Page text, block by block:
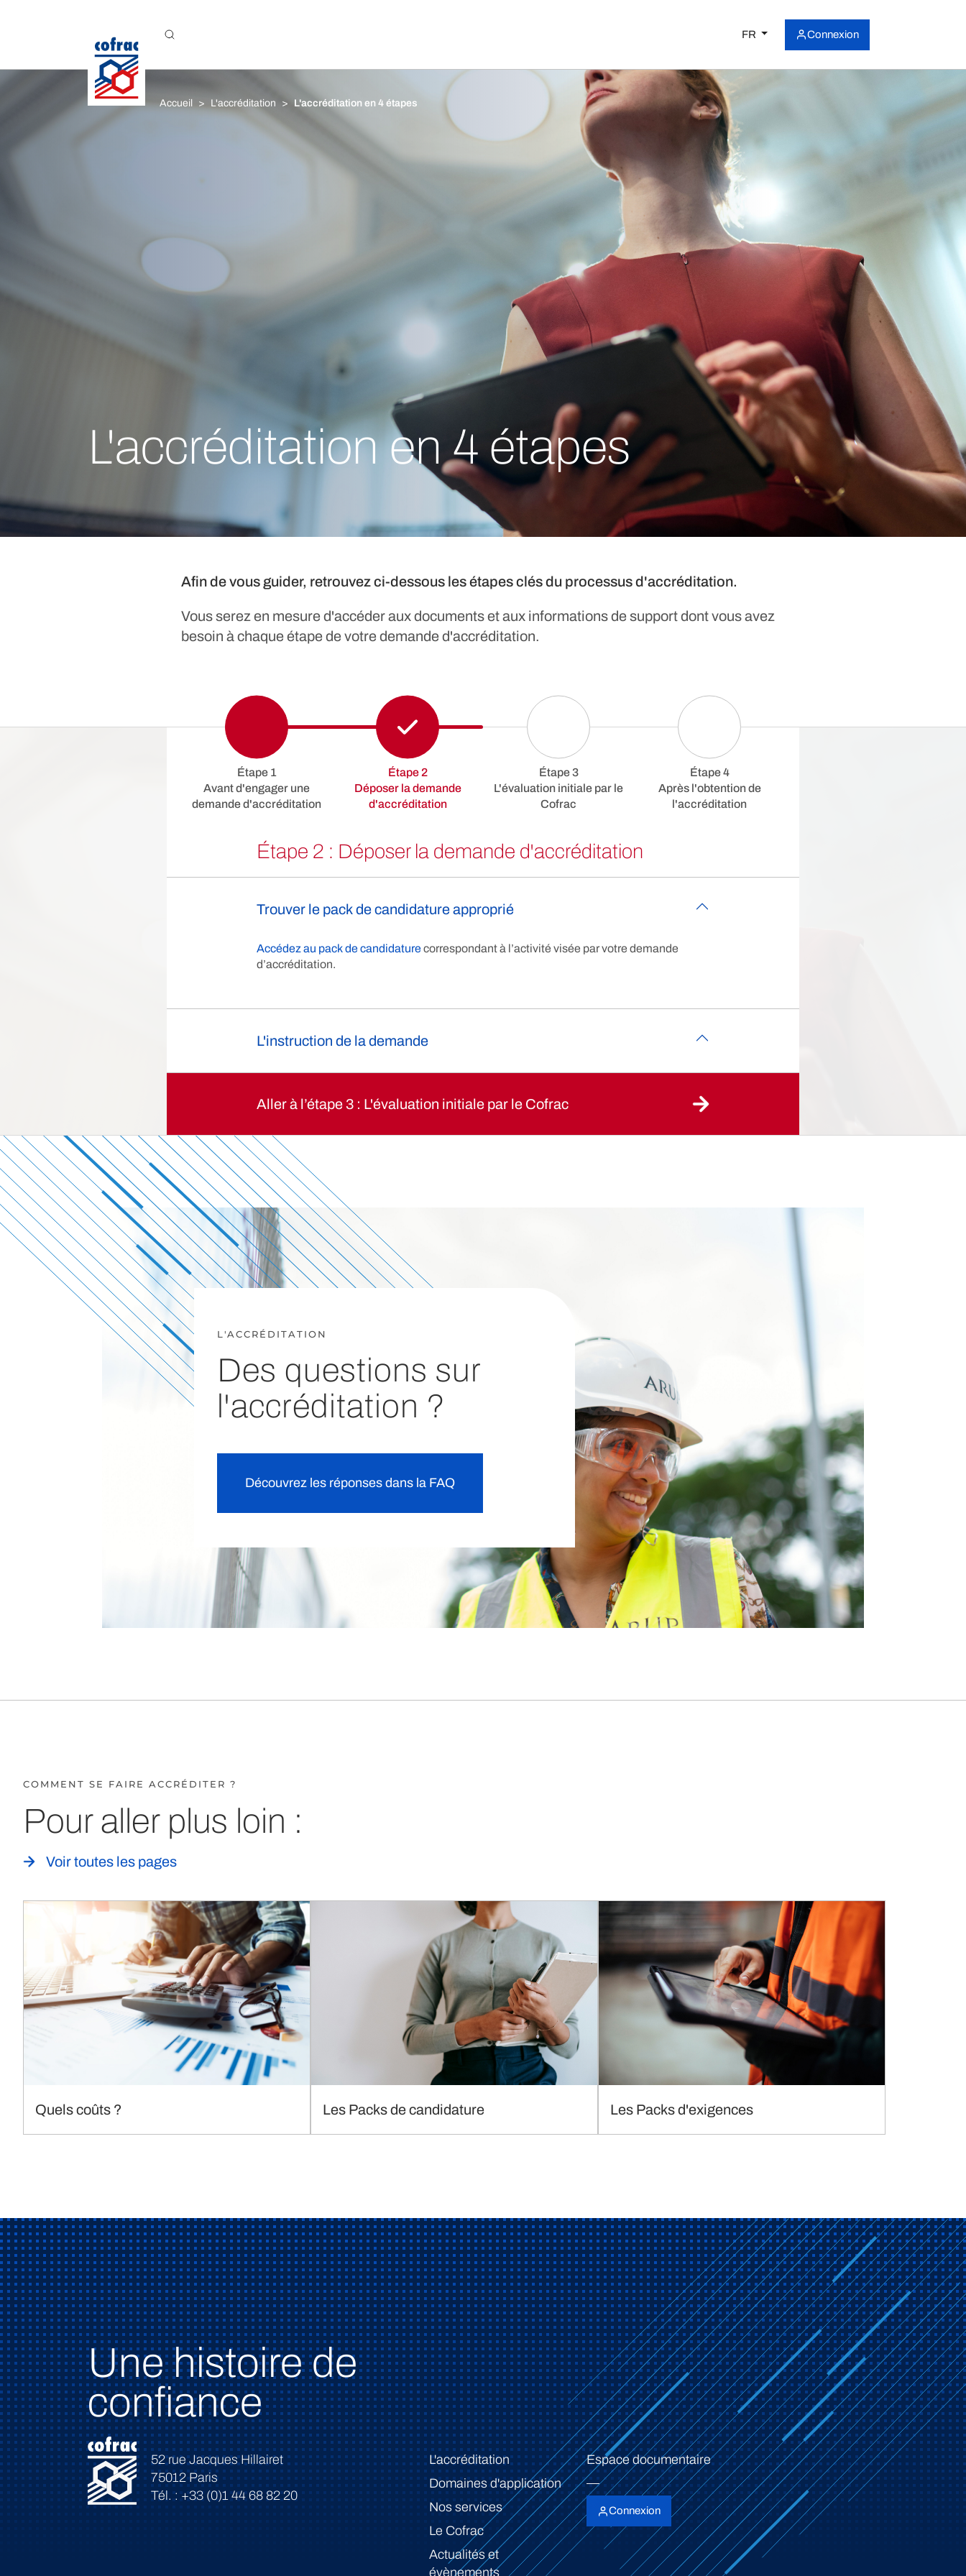
FR Connexion
Accueil L'accréditation L'accréditation en 4 étapes
L'accréditation en 4 étapes
Afin de vous guider, retrouvez ci-dessous les étapes clés du processus d'accréditation.
Vous serez en mesure d'accéder aux documents et aux informations de support dont vous avez
besoin à chaque étape de votre demande d'accréditation.
Étape 1
Avant d'engager une
demande d'accréditation
Étape 2
Déposer la demande
d'accréditation
Étape 3
L'évaluation initiale par le
Cofrac
Étape 4
Après l'obtention de
l'accréditation
Étape 2 : Déposer la demande d'accréditation
Trouver le pack de candidature approprié
Accédez au pack de candidaturecorrespondant à l’activité visée par votre demande
d’accréditation.
L'instruction de la demande
Aller à l’étape 3 : L'évaluation initiale par le Cofrac
L'ACCRÉDITATION
Des questions sur
l'accréditation ?
Découvrez les réponses dans la FAQ
COMMENT SE FAIRE ACCRÉDITER ?
Pour aller plus loin :
Voir toutes les pages
Quels coûts ? Les Packs de candidature Les Packs d'exigences
Une histoire de
confiance
52 rue Jacques Hillairet
75012 Paris
Tél. : +33 (0)1 44 68 82 20
L'accréditation
Domaines d'application
Nos services
Le Cofrac
Actualités et
évènements
Espace documentaire
Connexion